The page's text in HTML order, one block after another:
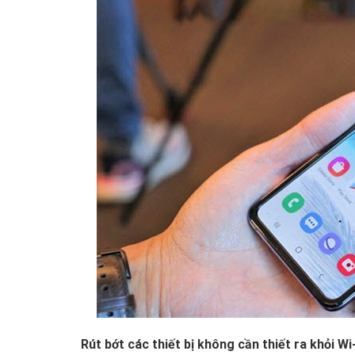
Rút bớt các thiết bị không cần thiết ra khỏi